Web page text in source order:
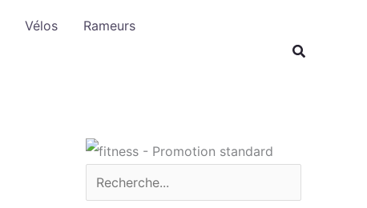
Vélos Rameurs
r
c